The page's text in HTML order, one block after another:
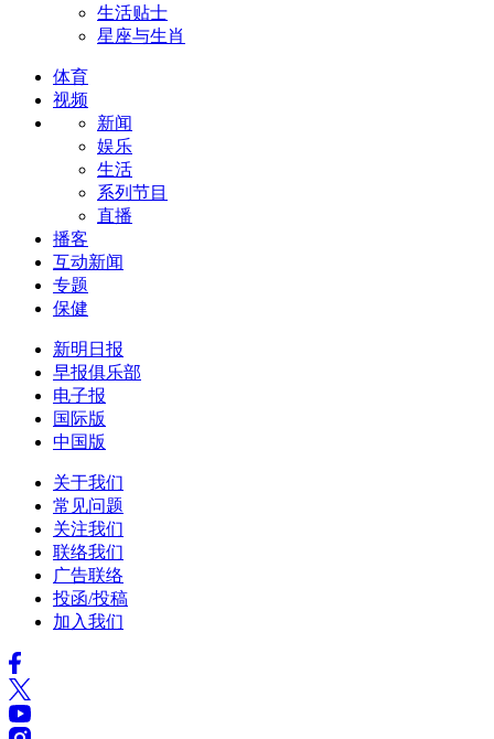
生活贴士
星座与生肖
体育
视频
新闻
娱乐
生活
系列节目
直播
播客
互动新闻
专题
保健
新明日报
早报俱乐部
电子报
国际版
中国版
关于我们
常见问题
关注我们
联络我们
广告联络
投函/投稿
加入我们